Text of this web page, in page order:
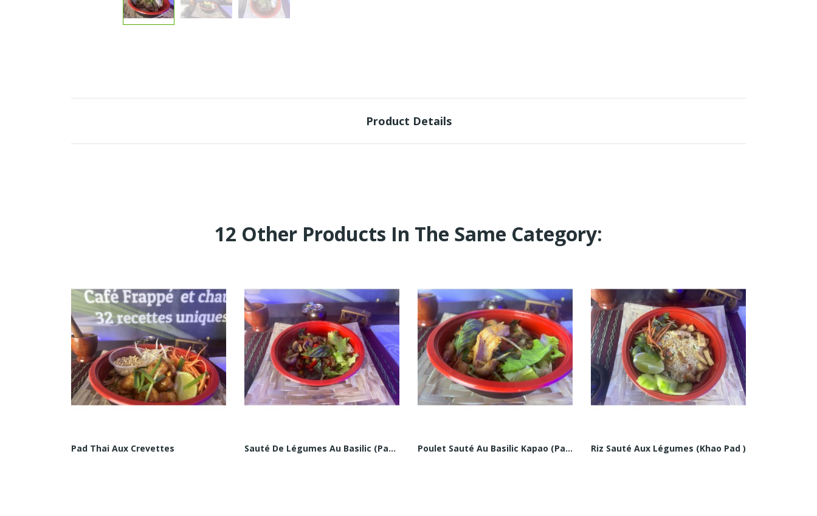
Product Details
12 Other Products In The Same Category:
Pad Thai Aux Crevettes Sauté De Légumes Au Basilic (Pad Kra Pao) Poulet Sauté Au Basilic Kapao (Pad Kra Pao Kai) Riz Sauté Aux Légumes (Khao Pad )